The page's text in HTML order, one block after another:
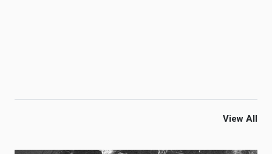
View All